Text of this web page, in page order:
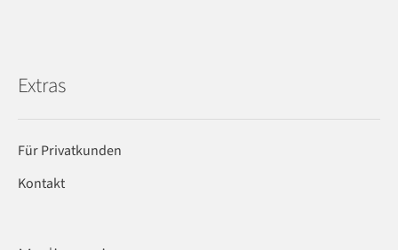
Extras
Für Privatkunden
Kontakt